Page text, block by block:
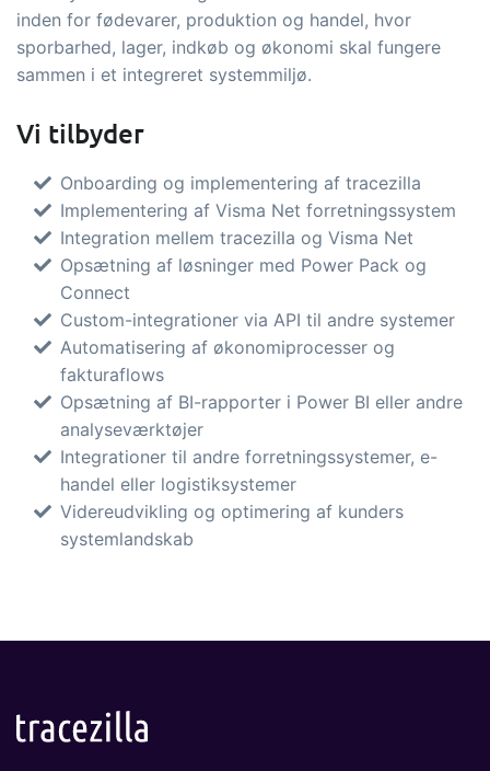
inden for fødevarer, produktion og handel, hvor
sporbarhed, lager, indkøb og økonomi skal fungere
sammen i et integreret systemmiljø.
Vi tilbyder
Onboarding og implementering af tracezilla
Implementering af Visma Net forretningssystem
Integration mellem tracezilla og Visma Net
Opsætning af løsninger med Power Pack og
Connect
Custom-integrationer via API til andre systemer
Automatisering af økonomiprocesser og
fakturaflows
Opsætning af BI-rapporter i Power BI eller andre
analyseværktøjer
Integrationer til andre forretningssystemer, e-
handel eller logistiksystemer
Videreudvikling og optimering af kunders
systemlandskab